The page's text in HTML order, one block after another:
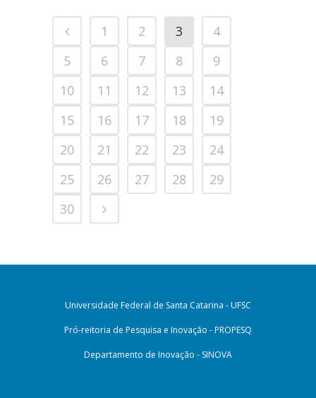
1 2 3
4
5
6 7 8
9
10
11 12 13
14
15
16 17 18
19
20
21 22 23
24
25
26 27 28
29
30
Universidade Federal de Santa Catarina - UFSC
Pró-reitoria de Pesquisa e Inovação - PROPESQ
Departamento de Inovação - SINOVA